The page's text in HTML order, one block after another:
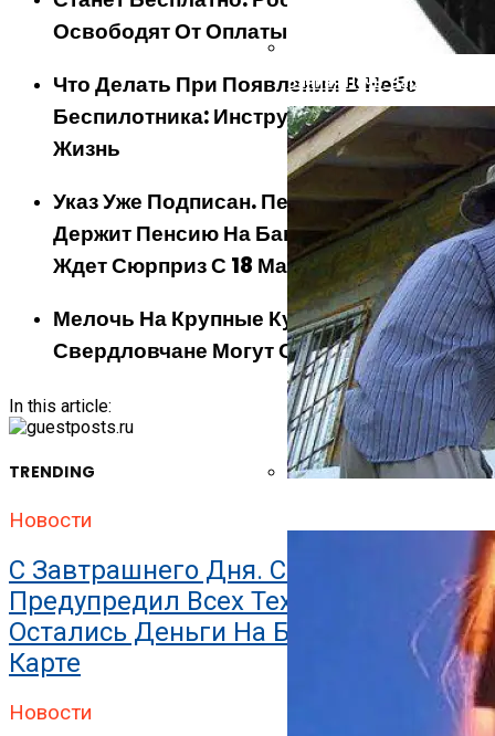
Банная Печь: Варвара,
Освободят От Оплаты Квитанций ЖКУ
Что Делать При Появлении В Небе
Беспилотника: Инструкция Спасет Вам
Жизнь
Указ Уже Подписан. Пенсионеров, Кто
Держит Пенсию На Банковской Карте,
Ждет Сюрприз С 18 Мая
Мелочь На Крупные Купюры: Где И Как
Свердловчане Могут Обменять Деньги
In this article:
TRENDING
Новости
С Завтрашнего Дня. Сбербанк
Предупредил Всех Тех, У Кого
Остались Деньги На Банковской
Карте
Новости